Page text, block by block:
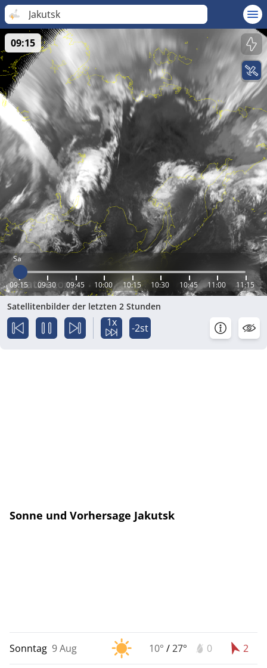
Jakutsk
Sa
09:15 09:30 09:45 10:00 10:15 10:30 10:45 11:00 11:15
09:15
Satellitenbilder der letzten 2 Stunden
1x -2st
Sonne und Vorhersage Jakutsk
Sonntag 9 Aug 10° /27° 0 2